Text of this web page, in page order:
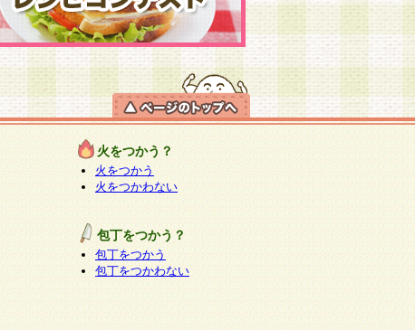
火をつかう？
火をつかう
火をつかわない
包丁をつかう？
包丁をつかう
包丁をつかわない